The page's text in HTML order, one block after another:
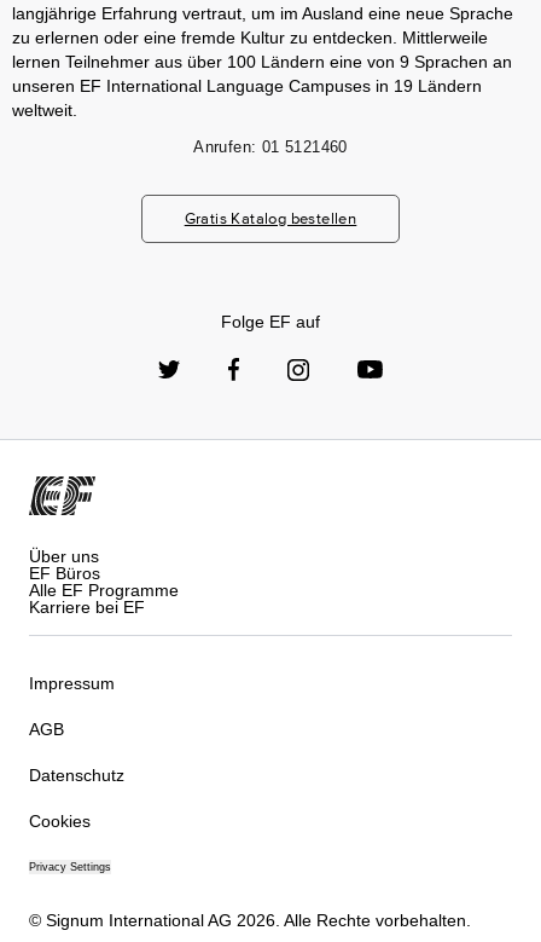
langjährige Erfahrung vertraut, um im Ausland eine neue Sprache
zu erlernen oder eine fremde Kultur zu entdecken. Mittlerweile
lernen Teilnehmer aus über 100 Ländern eine von 9 Sprachen an
unseren EF International Language Campuses in 19 Ländern
weltweit.
Anrufen: 01 5121460
Gratis Katalog bestellen
Folge EF auf
Über uns
EF Büros
Alle EF Programme
Karriere bei EF
Impressum
AGB
Datenschutz
Cookies
Privacy Settings
© Signum International AG 2026. Alle Rechte vorbehalten.